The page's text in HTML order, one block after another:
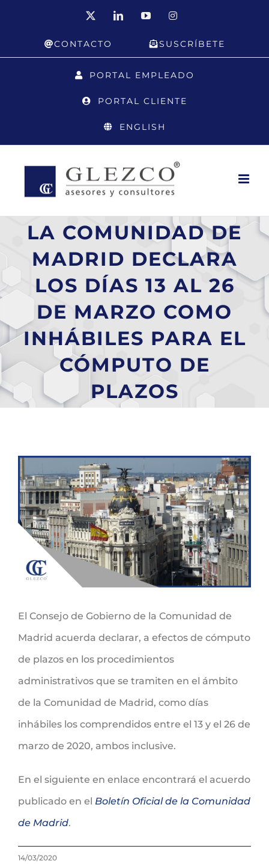
LinkedInYouTubeInstagram
CONTACTO SUSCRÍBETE
PORTAL EMPLEADO
PORTAL CLIENTE
ENGLISH
LA COMUNIDAD DE
MADRID DECLARA
LOS DÍAS 13 AL 26
DE MARZO COMO
INHÁBILES PARA EL
CÓMPUTO DE
PLAZOS
imagen
más
grande
El Consejo de Gobierno de la Comunidad de
Madrid acuerda declarar, a efectos de cómputo
de plazos en los procedimientos
administrativos que se tramiten en el ámbito
de la Comunidad de Madrid, como días
inhábiles los comprendidos entre el 13 y el 26 de
marzo de 2020, ambos inclusive.
En el siguiente en enlace encontrará el acuerdo
publicado en el Boletín Oficial de la Comunidad
de Madrid.
14/03/2020